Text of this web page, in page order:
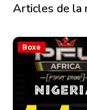
Articles de la
Boxe